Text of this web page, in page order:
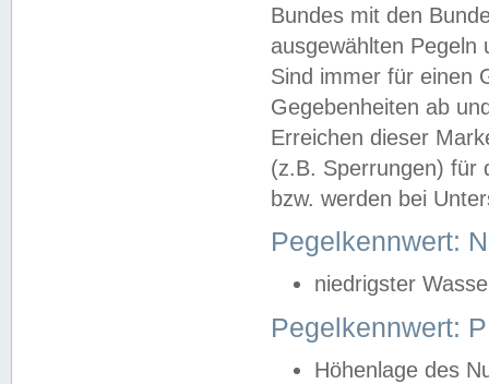
Bundes mit den
ausgewählten
Sind immer für einen
Gegebenheiten ab
Erreichen dieser
(z.B. Sperrungen) für
bzw. werden bei
Pegelkennwert:
niedrigster
Pegelkennwert:
Höhenlage des